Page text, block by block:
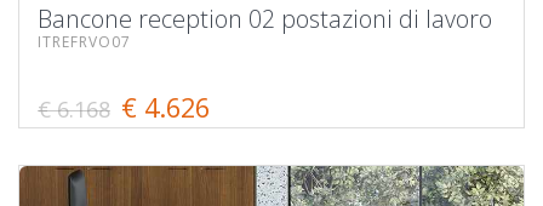
Bancone reception 02 postazioni di lavoro
ITREFRVO07
€ 6.168 € 4.626